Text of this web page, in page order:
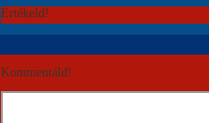
Értékeld!
Kommentáld!